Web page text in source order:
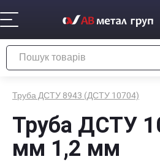
Труба ДСТУ 8943 (ДСТУ 10704)
Труба ДСТУ
мм 1,2 мм